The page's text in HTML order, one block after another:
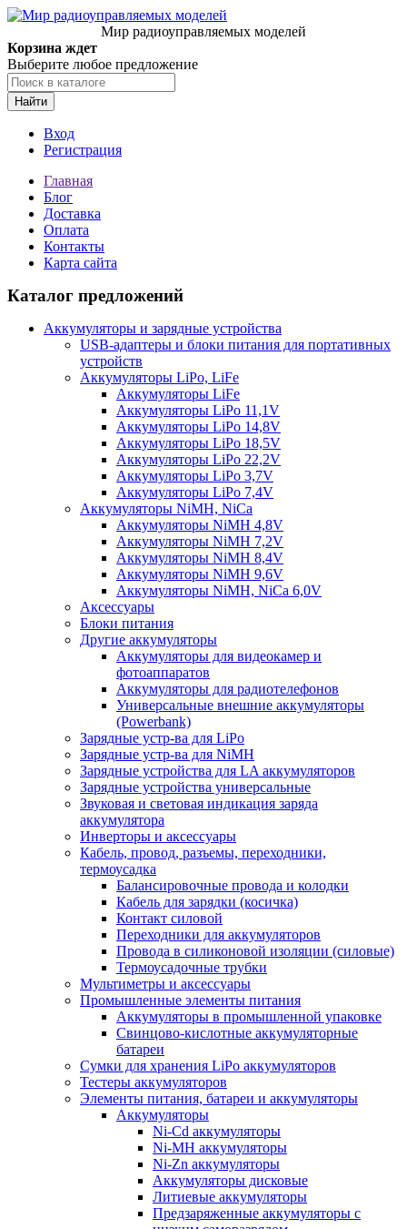
Мир радиоуправляемых моделей
Корзина ждет
Выберите любое предложение
Найти
Вход
Регистрация
Главная
Блог
Доставка
Оплата
Контакты
Карта сайта
Каталог предложений
Аккумуляторы и зарядные устройства
USB-адаптеры и блоки питания для портативных
устройств
Аккумуляторы LiPo, LiFe
Аккумуляторы LiFe
Аккумуляторы LiPo 11,1V
Аккумуляторы LiPo 14,8V
Аккумуляторы LiPo 18,5V
Аккумуляторы LiPo 22,2V
Аккумуляторы LiPo 3,7V
Аккумуляторы LiPo 7,4V
Аккумуляторы NiMH, NiCa
Аккумуляторы NiMH 4,8V
Аккумуляторы NiMH 7,2V
Аккумуляторы NiMH 8,4V
Аккумуляторы NiMH 9,6V
Аккумуляторы NiMH, NiCa 6,0V
Аксессуары
Блоки питания
Другие аккумуляторы
Аккумуляторы для видеокамер и
фотоаппаратов
Аккумуляторы для радиотелефонов
Универсальные внешние аккумуляторы
(Powerbank)
Зарядные устр-ва для LiPo
Зарядные устр-ва для NiMH
Зарядные устройства для LA аккумуляторов
Зарядные устройства универсальные
Звуковая и световая индикация заряда
аккумулятора
Инверторы и аксессуары
Кабель, провод, разъемы, переходники,
термоусадка
Балансировочные провода и колодки
Кабель для зарядки (косичка)
Контакт силовой
Переходники для аккумуляторов
Провода в силиконовой изоляции (силовые)
Термоусадочные трубки
Мультиметры и аксессуары
Промышленные элементы питания
Аккумуляторы в промышленной упаковке
Свинцово-кислотные аккумуляторные
батареи
Сумки для хранения LiPo аккумуляторов
Тестеры аккумуляторов
Элементы питания, батареи и аккумуляторы
Аккумуляторы
Ni-Cd аккумуляторы
Ni-MH аккумуляторы
Ni-Zn аккумуляторы
Аккумуляторы дисковые
Литиевые аккумуляторы
Предзаряженные аккумуляторы с